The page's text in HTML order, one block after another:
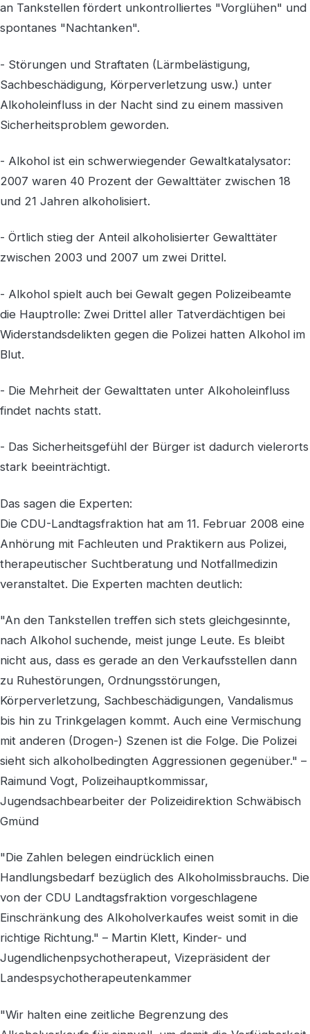
an Tankstellen fördert unkontrolliertes "Vorglühen" und
spontanes "Nachtanken".
- Störungen und Straftaten (Lärmbelästigung,
Sachbeschädigung, Körperverletzung usw.) unter
Alkoholeinfluss in der Nacht sind zu einem massiven
Sicherheitsproblem geworden.
- Alkohol ist ein schwerwiegender Gewaltkatalysator:
2007 waren 40 Prozent der Gewalttäter zwischen 18
und 21 Jahren alkoholisiert.
- Örtlich stieg der Anteil alkoholisierter Gewalttäter
zwischen 2003 und 2007 um zwei Drittel.
- Alkohol spielt auch bei Gewalt gegen Polizeibeamte
die Hauptrolle: Zwei Drittel aller Tatverdächtigen bei
Widerstandsdelikten gegen die Polizei hatten Alkohol im
Blut.
- Die Mehrheit der Gewalttaten unter Alkoholeinfluss
findet nachts statt.
- Das Sicherheitsgefühl der Bürger ist dadurch vielerorts
stark beeinträchtigt.
Das sagen die Experten:
Die CDU-Landtagsfraktion hat am 11. Februar 2008 eine
Anhörung mit Fachleuten und Praktikern aus Polizei,
therapeutischer Suchtberatung und Notfallmedizin
veranstaltet. Die Experten machten deutlich:
"An den Tankstellen treffen sich stets gleichgesinnte,
nach Alkohol suchende, meist junge Leute. Es bleibt
nicht aus, dass es gerade an den Verkaufsstellen dann
zu Ruhestörungen, Ordnungsstörungen,
Körperverletzung, Sachbeschädigungen, Vandalismus
bis hin zu Trinkgelagen kommt. Auch eine Vermischung
mit anderen (Drogen-) Szenen ist die Folge. Die Polizei
sieht sich alkoholbedingten Aggressionen gegenüber." –
Raimund Vogt, Polizeihauptkommissar,
Jugendsachbearbeiter der Polizeidirektion Schwäbisch
Gmünd
"Die Zahlen belegen eindrücklich einen
Handlungsbedarf bezüglich des Alkoholmissbrauchs. Die
von der CDU Landtagsfraktion vorgeschlagene
Einschränkung des Alkoholverkaufes weist somit in die
richtige Richtung." – Martin Klett, Kinder- und
Jugendlichenpsychotherapeut, Vizepräsident der
Landespsychotherapeutenkammer
"Wir halten eine zeitliche Begrenzung des